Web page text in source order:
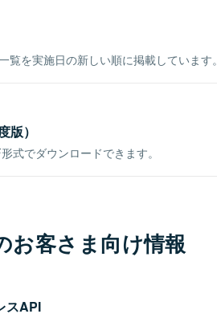
覧を実施日の新しい順に掲載しています。
版）
式でダウンロードできます。
お客さま向け情報
スAPI